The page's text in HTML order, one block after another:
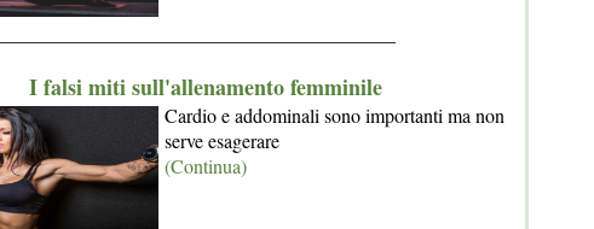
I falsi miti sull'allenamento femminile
Cardio e addominali sono importanti ma non
serve esagerare
(Continua)